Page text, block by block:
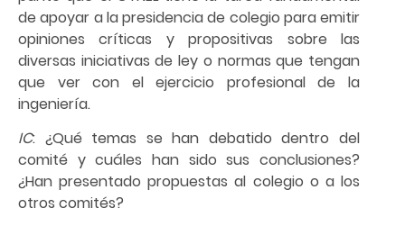
de apoyar a la presidencia de colegio para emitir
opiniones críticas y propositivas sobre las
diversas iniciativas de ley o normas que tengan
que ver con el ejercicio profesional de la
ingeniería.
IC: ¿Qué temas se han debatido dentro del
comité y cuáles han sido sus conclusiones?
¿Han presentado propuestas al colegio o a los
otros comités?